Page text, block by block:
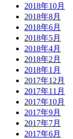
2018年10月
2018年8月
2018年6月
2018年5月
2018年4月
2018年2月
2018年1月
2017年12月
2017年11月
2017年10月
2017年9月
2017年7月
2017年6月